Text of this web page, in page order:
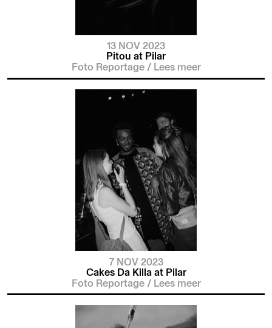
13 NOV 2023
Pitou at Pilar
Foto Reportage /Lees meer
7 NOV 2023
Cakes Da Killa at Pilar
Foto Reportage /Lees meer